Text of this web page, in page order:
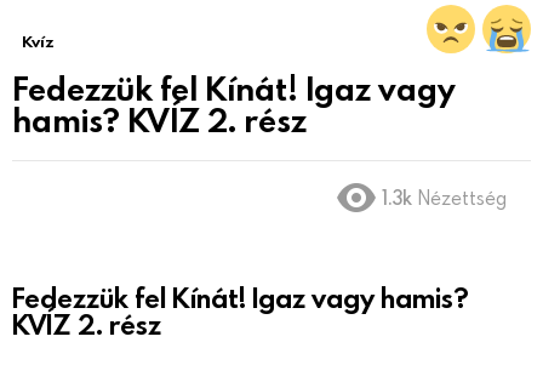
Kvíz
Fedezzük fel Kínát! Igaz vagy
hamis? KVÍZ 2. rész
1.3k Nézettség
Fedezzük fel Kínát! Igaz vagy hamis?
KVÍZ 2. rész